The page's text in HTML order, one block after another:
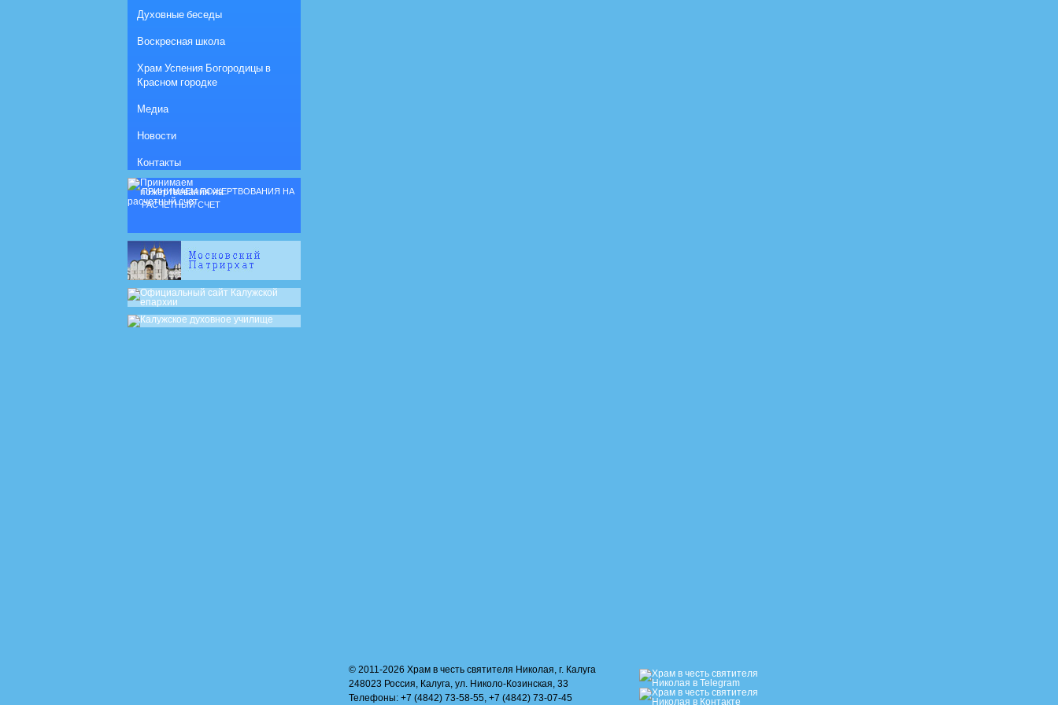
Духовные беседы
Воскресная школа
Храм Успения Богородицы в
Красном городке
Медиа
Новости
Контакты
ПРИНИМАЕМ ПОЖЕРТВОВАНИЯ НА
РАСЧЕТНЫЙ СЧЕТ
© 2011-2026 Храм в честь святителя Николая, г. Калуга
248023 Россия, Калуга, ул. Николо-Козинская, 33
Телефоны: +7 (4842) 73-58-55, +7 (4842) 73-07-45